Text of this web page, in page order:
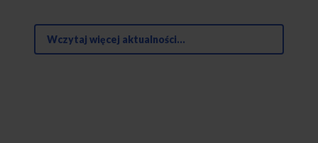
Wczytaj więcej aktualności...